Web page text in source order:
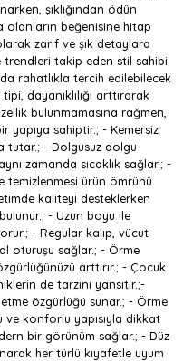
şıklığından ödün
olanların beğenisine hitap
zarif ve şık detaylara
takip eden stil sahibi
rahatlıkla tercih edilebilecek
dayanıklılığı arttırarak
bulunmamasına rağmen,
yapıya sahiptir.; - Kemersiz
tutar.; - Dolgusuz dolgu
zamanda sıcaklık sağlar.; -
temizlenmesi ürün ömrünü
kaliteyi desteklerken
- Uzun boyu ile
- Regular kalıp, vücut
oturuşu sağlar.; - Örme
arttırır.; - Çocuk
de tarzını yansıtır.;-
özgürlüğü sunar.; - Örme
konforlu yapısıyla dikkat
bir görünüm sağlar.; - Düz
her türlü kıyafetle uyum